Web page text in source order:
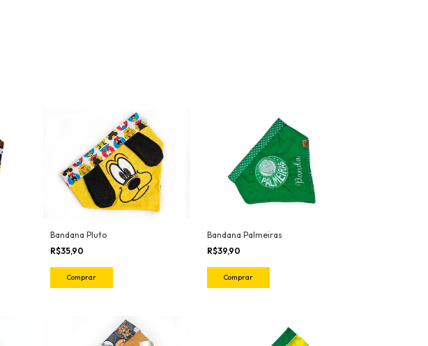
Bandana Pluto
R$35,90
Comprar
Bandana Palmeiras
R$39,90
Comprar